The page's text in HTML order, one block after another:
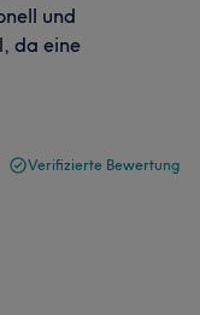
und
da eine
Verifizierte Bewertung